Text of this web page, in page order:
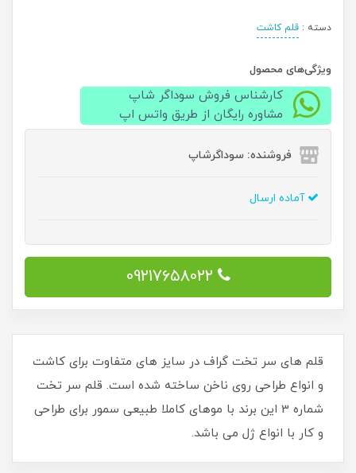
دسته : قلم کاشت
ویژگی‌های محصول
کارشناس فروش سوداگر شاپ
مشاوره رایگان از طریق واتس اپ
فروشنده: سوداگرشاپ
آماده ارسال
09217658022
قلم های سر تخت گراف در سایز های متفاوت برای کاشت
و انواع طراحی روی ناخن ساخته شده است. قلم سر تخت
شماره 3 این برند با موهای کاملا طبیعی سمور برای طراحی
و کار با انواع ژل می باشد.